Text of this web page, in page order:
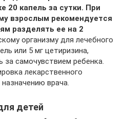
20 капель за сутки. При
взрослым рекомендуется
разделять ее на 2
организму для лечебного
или 5 мг цетиризина,
самочувствием ребенка.
лекарственного
врача.
детей